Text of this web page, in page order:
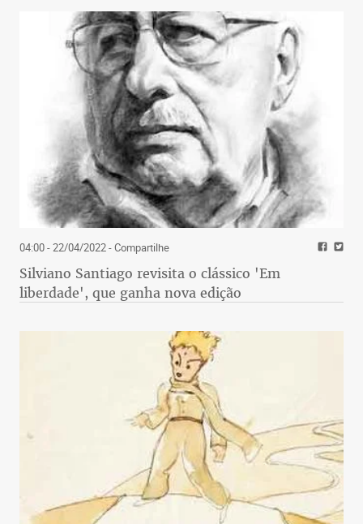
04:00 - 22/04/2022- Compartilhe
Silviano Santiago revisita o clássico 'Em
liberdade', que ganha nova edição